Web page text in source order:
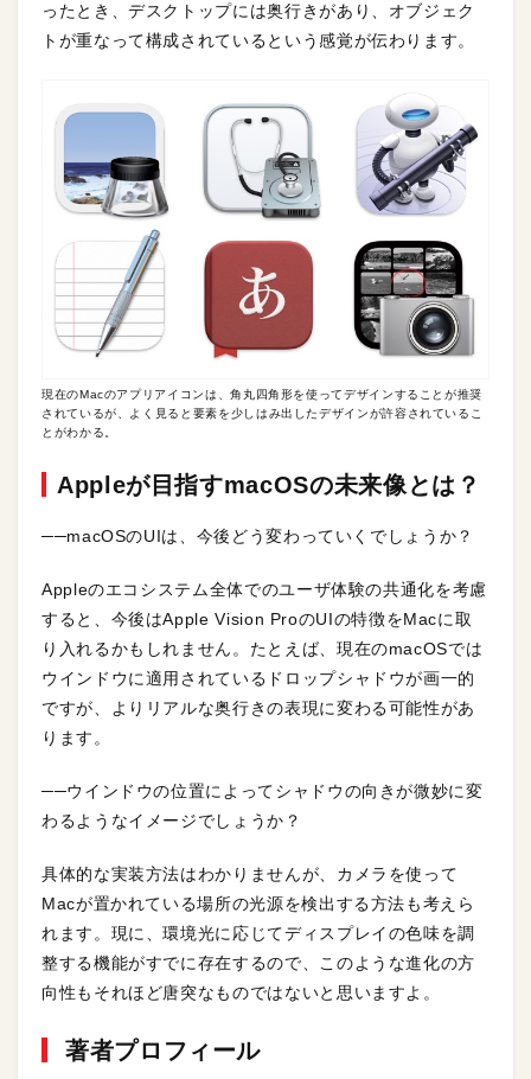
ったとき、デスクトップには奥行きがあり、オブジェク
トが重なって構成されているという感覚が伝わります。
現在のMacのアプリアイコンは、角丸四角形を使ってデザインすることが推奨
されているが、よく見ると要素を少しはみ出したデザインが許容されているこ
とがわかる。
Appleが目指すmacOSの未来像とは？
──macOSのUIは、今後どう変わっていくでしょうか？
Appleのエコシステム全体でのユーザ体験の共通化を考慮
すると、今後はApple Vision ProのUIの特徴をMacに取
り入れるかもしれません。たとえば、現在のmacOSでは
ウインドウに適用されているドロップシャドウが画一的
ですが、よりリアルな奥行きの表現に変わる可能性があ
ります。
──ウインドウの位置によってシャドウの向きが微妙に変
わるようなイメージでしょうか？
具体的な実装方法はわかりませんが、カメラを使って
Macが置かれている場所の光源を検出する方法も考えら
れます。現に、環境光に応じてディスプレイの色味を調
整する機能がすでに存在するので、このような進化の方
向性もそれほど唐突なものではないと思いますよ。
著者プロフィール